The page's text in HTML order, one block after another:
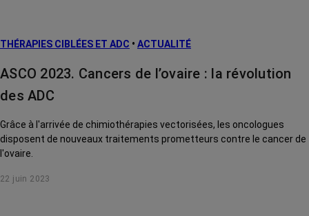
THÉRAPIES CIBLÉES ET ADC • ACTUALITÉ
ASCO 2023. Cancers de l’ovaire : la révolution
des ADC
Grâce à l'arrivée de chimiothérapies vectorisées, les oncologues
disposent de nouveaux traitements prometteurs contre le cancer de
l'ovaire.
22 juin 2023